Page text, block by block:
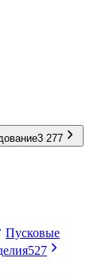
3 277
Пусковые
527